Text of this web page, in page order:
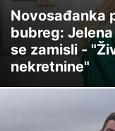
Novosađanka
bubreg:
se zamisli -
nekretnine"